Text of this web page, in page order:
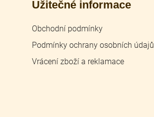
Užitečné informace
Obchodní podmínky
Podmínky ochrany osobních údajů
Vrácení zboží a reklamace